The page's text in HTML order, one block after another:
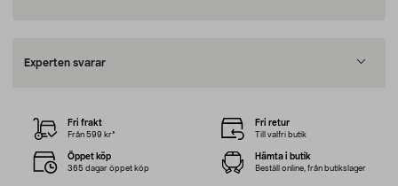
Experten svarar
Fri frakt
Från 599 kr*
Fri retur
Till valfri butik
Öppet köp
365 dagar öppet köp
Hämta i butik
Beställ online, från butikslager